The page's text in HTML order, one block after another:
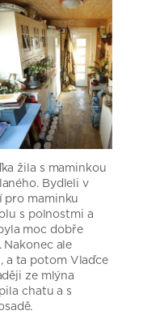
žila s maminkou
Bydleli v
pro maminku
s polnostmi a
moc dobře
ale
a ta potom Vlaďce
ze mlýna
chatu a s